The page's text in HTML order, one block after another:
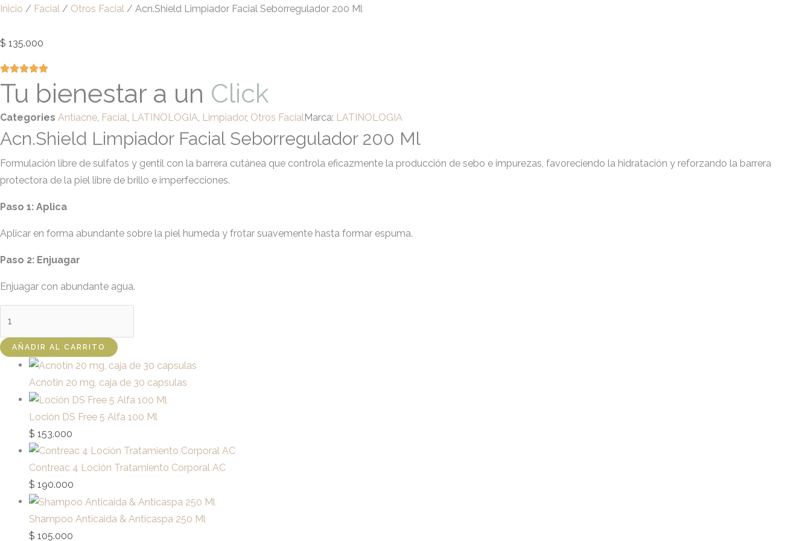
Inicio / Facial / Otros Facial / Acn.Shield Limpiador Facial Seborregulador 200 Ml
$ 135.000
Tu bienestar a un Click
Categories Antiacne, Facial, LATINOLOGIA, Limpiador, Otros FacialMarca: LATINOLOGIA
Acn.Shield Limpiador Facial Seborregulador 200 Ml
Formulación libre de sulfatos y gentil con la barrera cutánea que controla eficazmente la producción de sebo e impurezas, favoreciendo la hidratación y reforzando la barrera
protectora de la piel libre de brillo e imperfecciones.
Paso 1: Aplica
Aplicar en forma abundante sobre la piel humeda y frotar suavemente hasta formar espuma.
Paso 2: Enjuagar
Enjuagar con abundante agua.
AÑADIR AL CARRITO
Acnotin 20 mg, caja de 30 capsulas
Loción DS Free 5 Alfa 100 Ml
$ 153.000
Contreac 4 Loción Tratamiento Corporal AC
$ 190.000
Shampoo Anticaida & Anticaspa 250 Ml
$ 105.000